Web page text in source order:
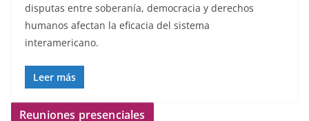
disputas entre soberanía, democracia y derechos
humanos afectan la eficacia del sistema
interamericano.
Leer más
Reuniones presenciales